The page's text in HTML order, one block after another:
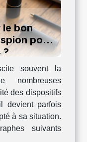
le bon
pour
?
souvent la
nombreuses
des dispositifs
devient parfois
à sa situation.
suivants